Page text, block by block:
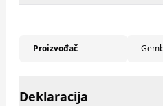
Proizvođač
Deklaracija